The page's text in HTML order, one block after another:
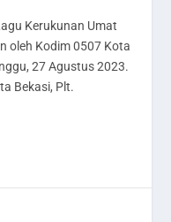
Kerukunan Umat
oleh Kodim 0507 Kota
27 Agustus 2023.
Bekasi, Plt.